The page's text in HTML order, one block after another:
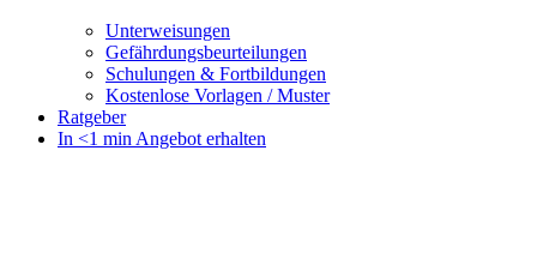
Unterweisungen
Gefährdungsbeurteilungen
Schulungen & Fortbildungen
Kostenlose Vorlagen / Muster
Ratgeber
In <1 min Angebot erhalten